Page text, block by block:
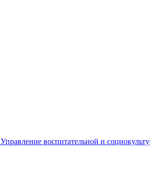
Управление воспитательной и